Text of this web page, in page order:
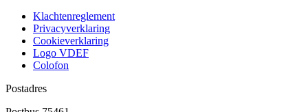
Klachtenreglement
Privacyverklaring
Cookieverklaring
Logo VDEF
Colofon
Postadres